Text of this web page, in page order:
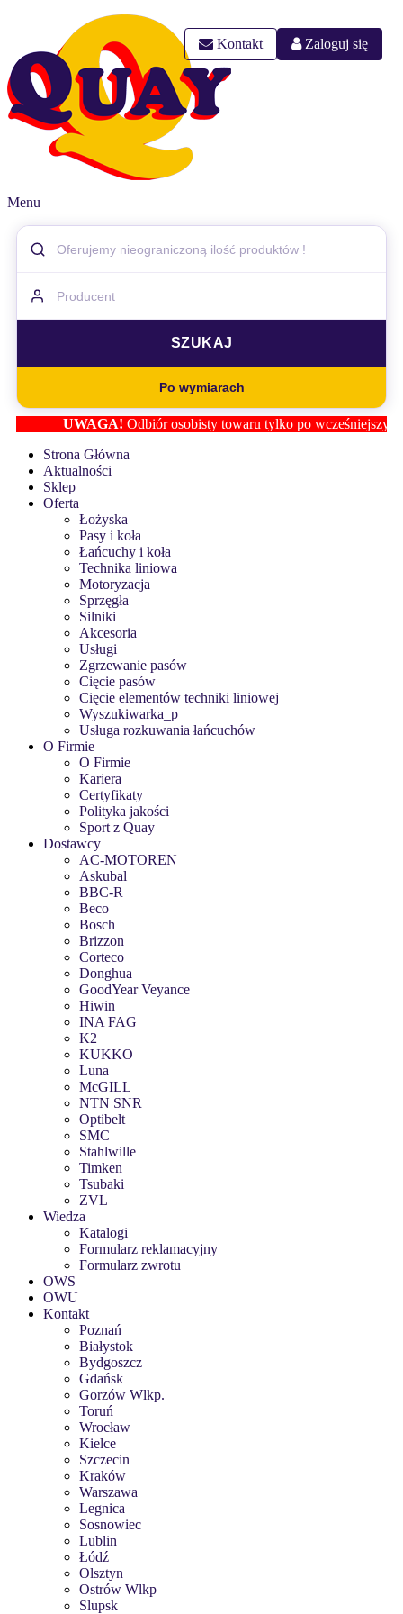
Kontakt Zaloguj się
Menu
Po wymiarach
UWAGA!Odbiór osobisty towaru tylko po wcześniejszym
Strona Główna
Aktualności
Sklep
Oferta
Łożyska
Pasy i koła
Łańcuchy i koła
Technika liniowa
Motoryzacja
Sprzęgła
Silniki
Akcesoria
Usługi
Zgrzewanie pasów
Cięcie pasów
Cięcie elementów techniki liniowej
Wyszukiwarka_p
Usługa rozkuwania łańcuchów
O Firmie
O Firmie
Kariera
Certyfikaty
Polityka jakości
Sport z Quay
Dostawcy
AC-MOTOREN
Askubal
BBC-R
Beco
Bosch
Brizzon
Corteco
Donghua
GoodYear Veyance
Hiwin
INA FAG
K2
KUKKO
Luna
McGILL
NTN SNR
Optibelt
SMC
Stahlwille
Timken
Tsubaki
ZVL
Wiedza
Katalogi
Formularz reklamacyjny
Formularz zwrotu
OWS
OWU
Kontakt
Poznań
Białystok
Bydgoszcz
Gdańsk
Gorzów Wlkp.
Toruń
Wrocław
Kielce
Szczecin
Kraków
Warszawa
Legnica
Sosnowiec
Lublin
Łódź
Olsztyn
Ostrów Wlkp
Slupsk